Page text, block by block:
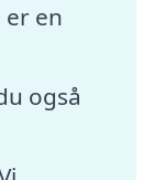
en
også